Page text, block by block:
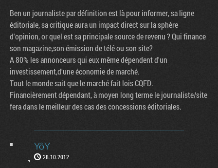
Ben un journaliste par définition est là pour informer, sa ligne
éditoriale, sa critique aura un impact direct sur la sphère
d'opinion, or quel est sa principale source de revenu ? Qui finance
son magazine,son émission de télé ou son site?
A 80% les annonceurs qui eux même dépendent d'un
investissement,d'une économie de marché.
Tout le monde sait que le marché fait lois CQFD.
Financièrement dépendant, à moyen long terme le journaliste/site
fera dans le meilleur des cas des concessions éditoriales.
YôY
28.10.2012